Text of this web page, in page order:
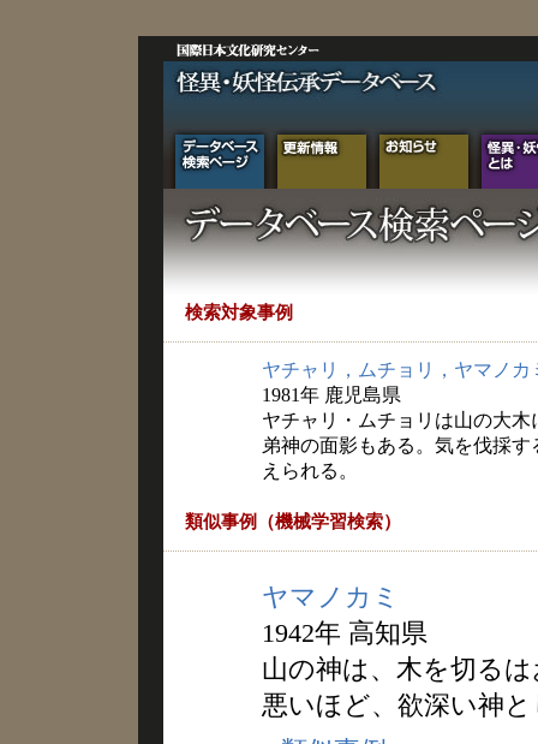
検索対象事例
ヤチャリ，ムチョリ，ヤマノカ
1981年 鹿児島県
ヤチャリ・ムチョリは山の大
弟神の面影もある。気を伐採
えられる。
類似事例（機械学習検索）
ヤマノカミ
1942年 高知県
山の神は、木を切る
悪いほど、欲深い神